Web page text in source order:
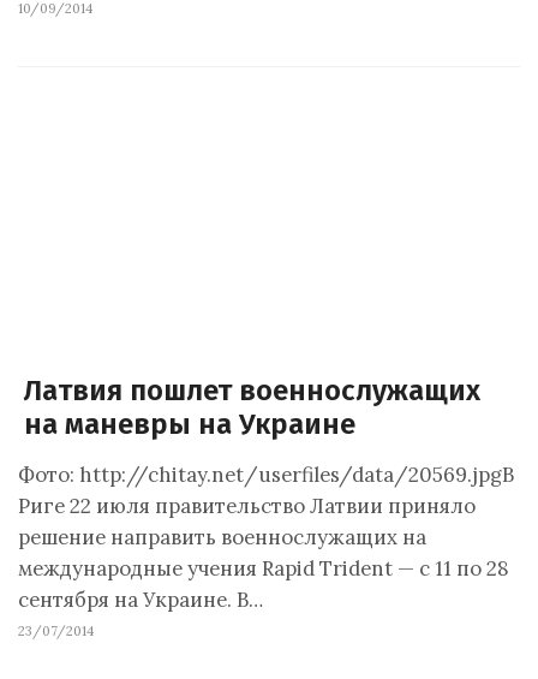
10/09/2014
Латвия пошлет военнослужащих
на маневры на Украине
Фото: http://chitay.net/userfiles/data/20569.jpgВ
Риге 22 июля правительство Латвии приняло
решение направить военнослужащих на
международные учения Rapid Trident — с 11 по 28
сентября на Украине. В…
23/07/2014